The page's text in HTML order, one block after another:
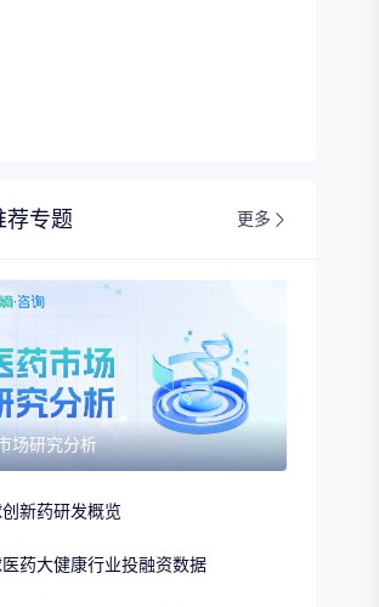
荐专题 更多
场研究分析
新药研发概览
药大健康行业投融资数据